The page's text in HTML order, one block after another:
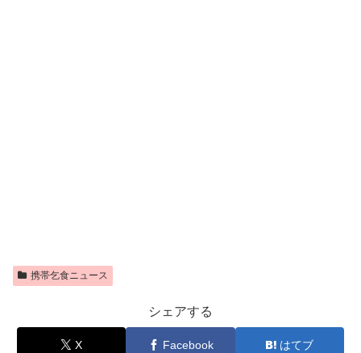
携帯乞食ニュース
シェアする
X Facebook はてブ